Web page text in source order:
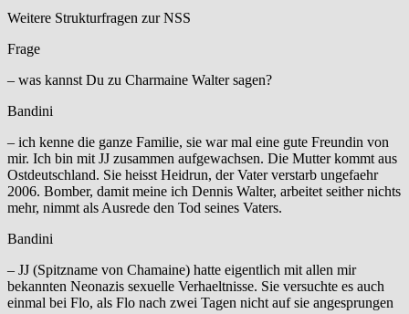
Weitere Strukturfragen zur NSS
Frage
– was kannst Du zu Charmaine Walter sagen?
Bandini
– ich kenne die ganze Familie, sie war mal eine gute Freundin von
mir. Ich bin mit JJ zusammen aufgewachsen. Die Mutter kommt aus
Ostdeutschland. Sie heisst Heidrun, der Vater verstarb ungefaehr
2006. Bomber, damit meine ich Dennis Walter, arbeitet seither nichts
mehr, nimmt als Ausrede den Tod seines Vaters.
Bandini
– JJ (Spitzname von Chamaine) hatte eigentlich mit allen mir
bekannten Neonazis sexuelle Verhaeltnisse. Sie versuchte es auch
einmal bei Flo, als Flo nach zwei Tagen nicht auf sie angesprungen